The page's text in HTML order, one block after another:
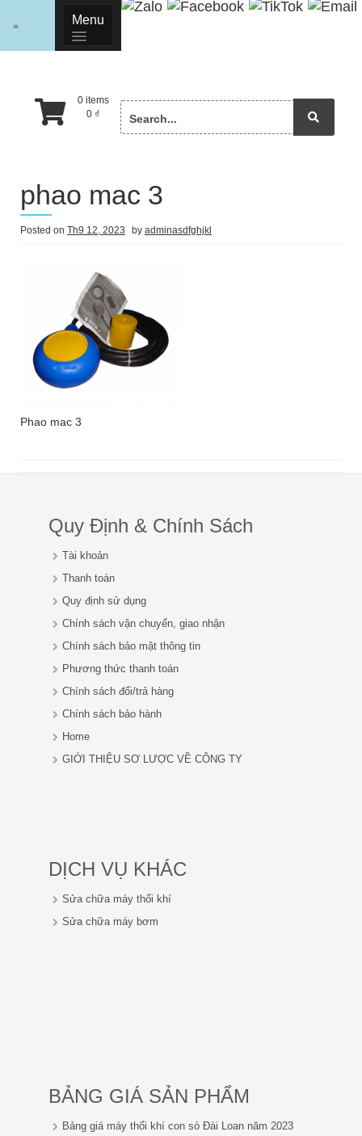
Menu
0 items
0 ₫
Search
for:
phao mac 3
Posted on Th9 12, 2023 by adminasdfghjkl
Phao mac 3
Quy Định & Chính Sách
Tài khoản
Thanh toán
Quy định sử dụng
Chính sách vận chuyển, giao nhận
Chính sách bảo mật thông tin
Phương thức thanh toán
Chính sách đổi/trả hàng
Chính sách bảo hành
Home
GIỚI THIỆU SƠ LƯỢC VỀ CÔNG TY
DỊCH VỤ KHÁC
Sửa chữa máy thổi khí
Sửa chữa máy bơm
BẢNG GIÁ SẢN PHẨM
Bảng giá máy thổi khí con sò Đài Loan năm 2023